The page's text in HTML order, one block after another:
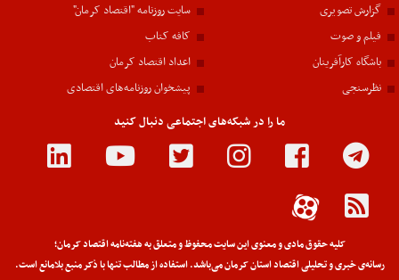
گزارش تصویری
فیلم و صوت
باشگاه کارآفرینان
نظرسنجی
سایت روزنامه "اقتصاد کرمان"
کافه کتاب
اعداد اقتصاد کرمان
پیشخوان روزنامه‌های اقتصادی
ما را در شبکه‌های اجتماعی دنبال کنید
کلیه حقوق مادی و معنوی این سایت محفوظ و متعلق به هفته‌نامه اقتصاد کرمان؛
رسانه‌ی خبری و تحلیلی اقتصاد استان کرمان می‌باشد. استفاده از مطالب تنها با ذکر منبع بلامانع است.